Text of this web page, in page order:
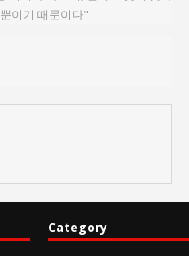
이기 때문이다"
Category